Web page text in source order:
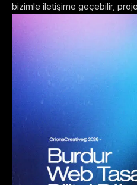
bizimle iletişime geçebilir,